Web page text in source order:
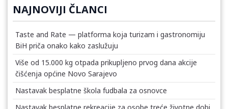
NAJNOVIJI ČLANCI
Taste and Rate — platforma koja turizam i gastronomiju
BiH priča onako kako zaslužuju
Više od 15.000 kg otpada prikupljeno prvog dana akcije
čišćenja općine Novo Sarajevo
Nastavak besplatne škola fudbala za osnovce
Nastavak besplatne rekreacije za osobe treće životne dobi